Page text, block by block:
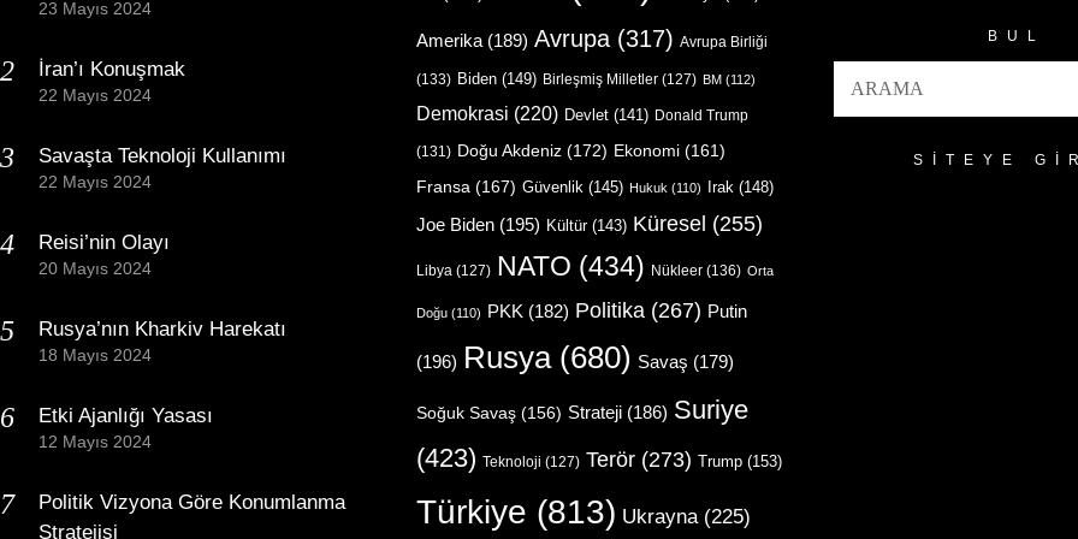
23 Mayıs 2024
İran’ı Konuşmak
22 Mayıs 2024
Savaşta Teknoloji Kullanımı
22 Mayıs 2024
Reisi’nin Olayı
20 Mayıs 2024
Rusya’nın Kharkiv Harekatı
18 Mayıs 2024
Etki Ajanlığı Yasası
12 Mayıs 2024
Politik Vizyona Göre Konumlanma
Stratejisi
Amerika (189) Avrupa (317) Avrupa Birliği
(133) Biden (149) Birleşmiş Milletler (127) BM (112)
Demokrasi (220) Devlet (141) Donald Trump
(131) Doğu Akdeniz (172) Ekonomi (161)
Fransa (167) Güvenlik (145) Hukuk (110) Irak (148)
Joe Biden (195) Kültür(143) Küresel (255)
Libya (127) NATO (434) Nükleer (136) Orta
Doğu (110) PKK (182) Politika (267) Putin
(196) Rusya(680) Savaş (179)
Soğuk Savaş (156) Strateji (186) Suriye
(423) Teknoloji (127) Terör (273) Trump (153)
Türkiye (813) Ukrayna(225)
BUL
SITEYE